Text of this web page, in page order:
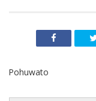
Pohuwato